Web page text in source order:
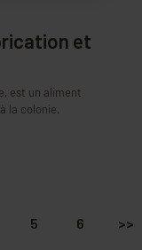
et
est un aliment
la colonie.
5 6 >>